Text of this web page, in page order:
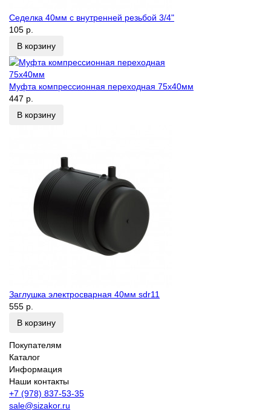
Седелка 40мм с внутренней резьбой 3/4"
105 р.
В корзину
Муфта компрессионная переходная 75х40мм
447 р.
В корзину
Заглушка электросварная 40мм sdr11
555 р.
В корзину
Покупателям
Каталог
Информация
Наши контакты
+7 (978) 837-53-35
sale@sizakor.ru